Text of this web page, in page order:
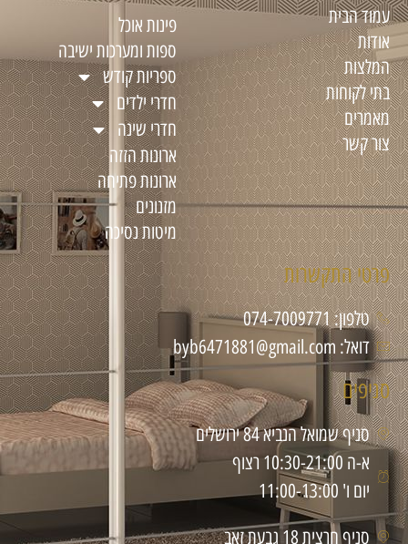
עמוד הבית
אודות
המלצות
בתי לקוחות
מאמרים
צור קשר
פינות אוכל
ספות ומערכות ישיבה
ספריות קודש
חדרי ילדים
חדרי שינה
ארונות הזזה
ארונות פתיחה
מזנונים
מיטות נסיכה
פרטי התקשרות
טלפון: 074-7009771
דואל: byb6471881@gmail.com
סניפים
סניף שמואל הנביא 84 ירושלים
א-ה 10:30-21:00 רצוף
יום ו' 11:00-13:00
סניף חרצית 18 גבעת זאב